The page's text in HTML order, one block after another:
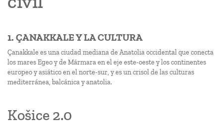
1. ÇANAKKALE Y LA CULTURA
Çanakkale es una ciudad mediana de Anatolia occidental que conecta
los mares Egeo y de Mármara en el eje este-oeste y los continentes
europeo y asiático en el norte-sur, y es un crisol de las culturas
mediterránea, balcánica y anatolia.
Košice 2.0